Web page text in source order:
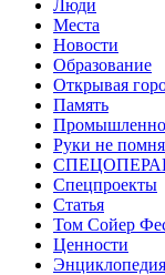
Люди
Места
Новости
Образование
Открывая
Память
Руки не
Спецпроекты
Статья
Том Сойер
Ценности